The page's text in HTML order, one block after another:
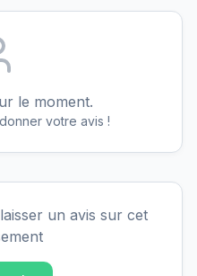
le moment.
votre avis !
un avis sur cet